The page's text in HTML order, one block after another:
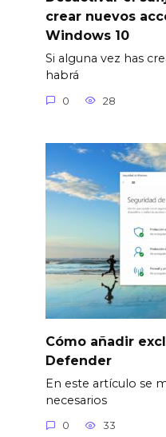
crear nuevos
Windows 10
Si alguna vez has
habrá
0 28
Cómo añadir
Defender
En este artículo se
necesarios
0 33